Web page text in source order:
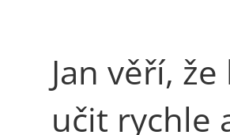
Jan věří,
učit rychle